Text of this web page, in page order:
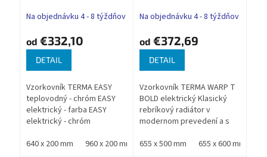
O
Na objednávku 4 - 8 týždňov
od €332,10
DETAIL
Vzorkovník TERMA EASY
teplovodný - chróm EASY
elektrický - farba EASY
elektrický - chróm
dizajn, ktorý očarí aj
640 x 200 mm 960 x 200 mm 1280 x 200 mm 1600 x 200 mm
O
Na objednávku 4 - 8 týždňov
od €372,69
DETAIL
Vzorkovník TERMA WARP T
BOLD elektrický Klasický
rebríkový radiátor v
modernom prevedení a s
Nadštandardná záruka
655 x 500 mm 655 x 600 mm